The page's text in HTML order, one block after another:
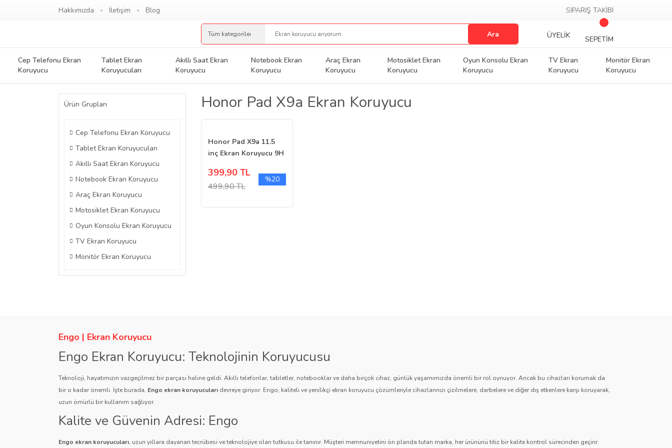
Hakkımızda İletişim Blog SİPARİŞ TAKİBİ
Ara ÜYELİK SEPETİM
Cep Telefonu Ekran
Koruyucu
Tablet Ekran
Koruyucuları
Akıllı Saat Ekran
Koruyucu
Notebook Ekran
Koruyucu
Araç Ekran
Koruyucu
Motosiklet Ekran
Koruyucu
Oyun Konsolu Ekran
Koruyucu
TV Ekran
Koruyucu
Monitör Ekran
Koruyucu
Ürün Grupları
Cep Telefonu Ekran Koruyucu
Tablet Ekran Koruyucuları
Akıllı Saat Ekran Koruyucu
Notebook Ekran Koruyucu
Araç Ekran Koruyucu
Motosiklet Ekran Koruyucu
Oyun Konsolu Ekran Koruyucu
TV Ekran Koruyucu
Monitör Ekran Koruyucu
Honor Pad X9a Ekran Koruyucu
Honor Pad X9a 11.5
inç Ekran Koruyucu 9H
399,90 TL
499,90 TL
%20
Engo | Ekran Koruyucu
Engo Ekran Koruyucu: Teknolojinin Koruyucusu
Teknoloji, hayatımızın vazgeçilmez bir parçası haline geldi. Akıllı telefonlar, tabletler, notebooklar ve daha birçok cihaz, günlük yaşamımızda önemli bir rol oynuyor. Ancak bu cihazları korumak da
bir o kadar önemli. İşte burada, Engo ekran koruyucuları devreye giriyor. Engo, kaliteli ve yenilikçi ekran koruyucu çözümleriyle cihazlarınızı çizilmelere, darbelere ve diğer dış etkenlere karşı koruyarak,
uzun ömürlü bir kullanım sağlıyor.
Kalite ve Güvenin Adresi: Engo
Engo ekran koruyucuları, uzun yıllara dayanan tecrübesi ve teknolojiye olan tutkusu ile tanınır. Müşteri memnuniyetini ön planda tutan marka, her ürününü titiz bir kalite kontrol sürecinden geçirir.